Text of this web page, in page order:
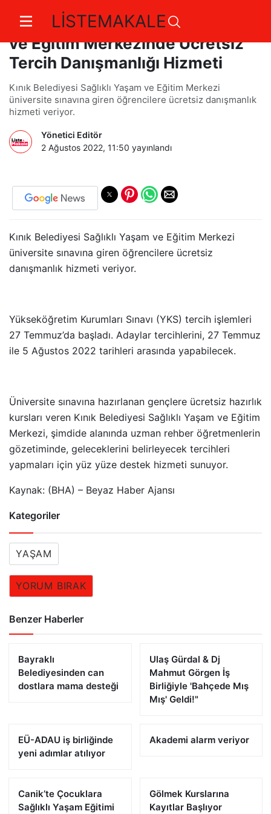
LİSTEMAKALE
Kınık Belediyesi Sağlıklı Yaşam
ve Eğitim Merkezinde Ücretsiz
Tercih Danışmanlığı Hizmeti
Kınık Belediyesi Sağlıklı Yaşam ve Eğitim Merkezi
üniversite sınavına giren öğrencilere ücretsiz danışmanlık
hizmeti veriyor.
Yönetici Editör
2 Ağustos 2022, 11:50 yayınlandı
Kınık Belediyesi Sağlıklı Yaşam ve Eğitim Merkezi
üniversite sınavına giren öğrencilere ücretsiz
danışmanlık hizmeti veriyor.
Yükseköğretim Kurumları Sınavı (YKS) tercih işlemleri
27 Temmuz’da başladı. Adaylar tercihlerini, 27 Temmuz
ile 5 Ağustos 2022 tarihleri arasında yapabilecek.
Üniversite sınavına hazırlanan gençlere ücretsiz hazırlık
kursları veren Kınık Belediyesi Sağlıklı Yaşam ve Eğitim
Merkezi, şimdide alanında uzman rehber öğretmenlerin
gözetiminde, geleceklerini belirleyecek tercihleri
yapmaları için yüz yüze destek hizmeti sunuyor.
Kaynak: (BHA) – Beyaz Haber Ajansı
Kategoriler
YAŞAM
YORUM BIRAK
Benzer Haberler
Bayraklı
Belediyesinden can
dostlara mama desteği
Ulaş Gürdal & Dj
Mahmut Görgen İş
Birliğiyle 'Bahçede Mış
Mış' Geldi!"
EÜ-ADAU iş birliğinde
yeni adımlar atılıyor
Akademi alarm veriyor
Canik’te Çocuklara
Sağlıklı Yaşam Eğitimi
Gölmek Kurslarına
Kayıtlar Başlıyor